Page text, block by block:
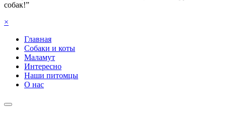
собак!”
×
Главная
Собаки и коты
Маламут
Интересно
Наши питомцы
О нас